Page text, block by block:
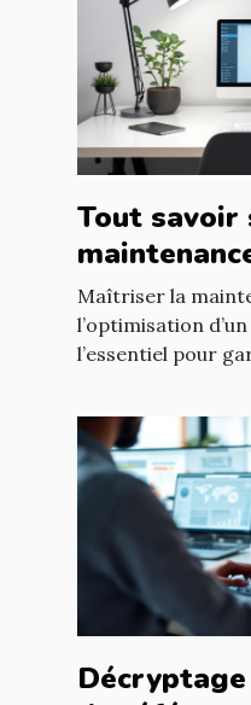
Tout savoir
WordPress
Maîtriser la
l’optimisation
l’essentiel pour